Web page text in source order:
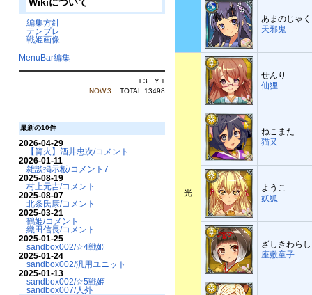
Wikiについて
編集方針
テンプレ
戦姫画像
MenuBar編集
T.3 Y.1
NOW.3
TOTAL.13498
最新の10件
2026-04-29
【篝火】酒井忠次/コメント
2026-01-11
雑談掲示板/コメント7
2025-08-19
村上元吉/コメント
2025-08-07
北条氏康/コメント
2025-03-21
鶴姫/コメント
織田信長/コメント
2025-01-25
sandbox002/☆4戦姫
2025-01-24
sandbox002/汎用ユニット
2025-01-13
sandbox002/☆5戦姫
sandbox007/人外
あまのじゃく
天邪鬼
光
せんり
仙狸
ねこまた
猫又
ようこ
妖狐
ざしきわらし
座敷童子